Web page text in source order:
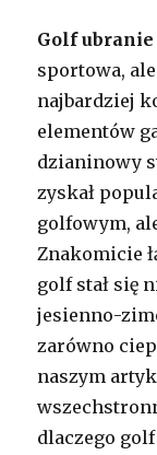
Golf ubranie
sportowa,
najbardziej
elementów
dzianinowy
zyskał
golfowym,
Znakomicie
golf stał się
jesienno-
zarówno
naszym
dlaczego